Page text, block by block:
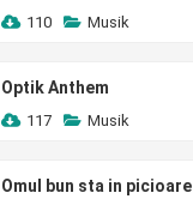
110 Musik
Optik Anthem
117 Musik
Omul bun sta in picioare